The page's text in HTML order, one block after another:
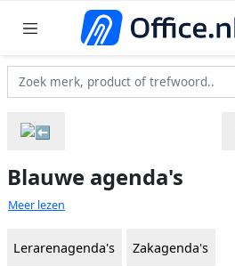
Blauwe agenda's
Meer lezen
Lerarenagenda's Zakagenda's